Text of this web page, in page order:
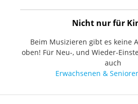
Nicht nur für
Beim Musizieren gibt es keine
oben! Für Neu-, und Wieder-
auch
Erwachsenen &